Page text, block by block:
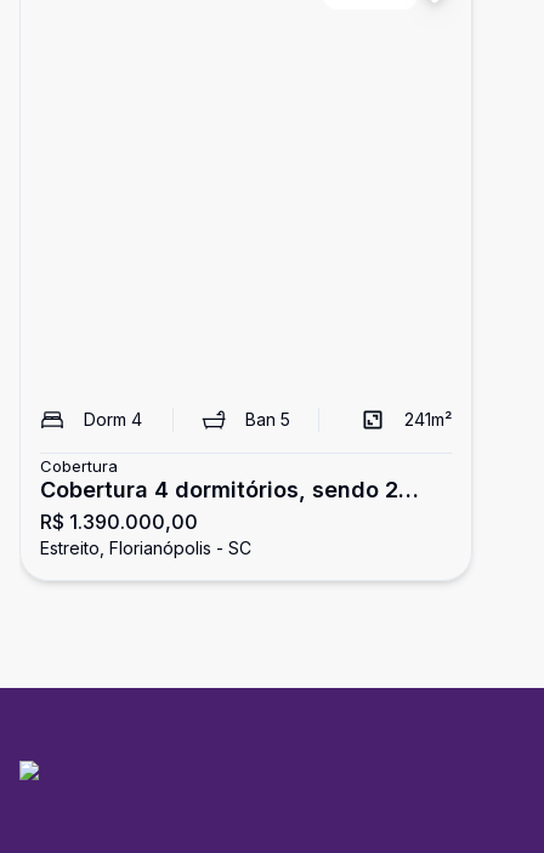
Dorm 4 Ban5 241m²
Cobertura
Cobertura 4 dormitórios, sendo 2
suítes 2 vagas
R$ 1.390.000,00
Estreito, Florianópolis - SC